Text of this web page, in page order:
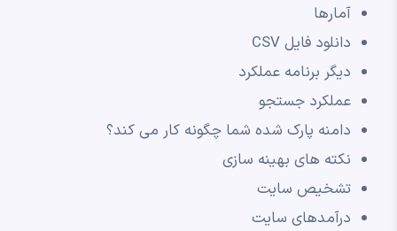
آمارها
دانلود فایل CSV
دیگر برنامه عملکرد
عملکرد جستجو
دامنه پارک شده شما چگونه کار می کند؟
نکته های بهینه سازی
تشخیص سایت
درآمدهای سایت